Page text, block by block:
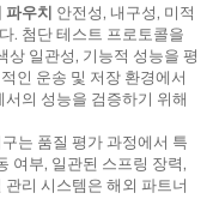
파우치 안전성, 내구성, 미적
. 첨단 테스트 프로토콜을
상 일관성, 기능적 성능을 평
인 운송 및 저장 환경에서
의 성능을 검증하기 위해
구는 품질 평가 과정에서 특
여부, 일관된 스프링 장력,
리 시스템은 해외 파트너